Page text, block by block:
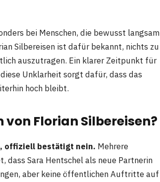
bei Menschen, die bewusst langsam
Silbereisen ist dafür bekannt, nichts zu
auszutragen. Ein klarer Zeitpunkt für
Unklarheit sorgt dafür, dass das
hoch bleibt.
Florian Silbereisen?
offiziell bestätigt nein. Mehrere
dass Sara Hentschel als neue Partnerin
aber keine öffentlichen Auftritte auf